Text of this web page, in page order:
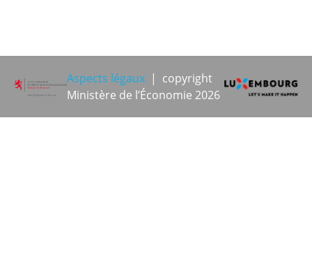
Aspects légaux | copyright
Ministère de l’Économie 2026